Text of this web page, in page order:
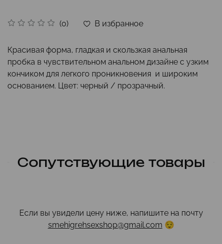
(0) В избранное
Красивая форма, гладкая и скользкая анальная
пробка в чувствительном анальном дизайне с узким
кончиком для легкого проникновения и широким
основанием. Цвет: черный / прозрачный.
Сопутствующие товары
Если вы увидели цену ниже, напишите на почту
smehigrehsexshop@gmail.com 😌